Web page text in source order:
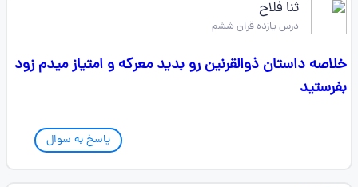
ثنا فلاح
درس یازده قران ششم
خلاصه داستان ذوالقرنین رو بدید معرکه و امتیاز میدم زود
بفرستید
پاسخ به سوال